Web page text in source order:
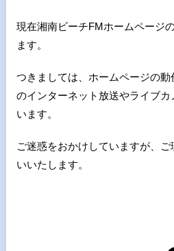
現在湘南ビーチFMホームページ
ます。
つきましては、ホームページの
のインターネット放送やライブ
います。
ご迷惑をおかけしていますが、
いいたします。